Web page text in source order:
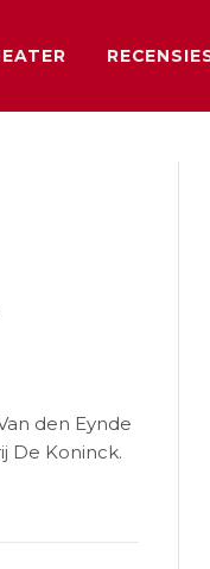
den Eynde
De Koninck.